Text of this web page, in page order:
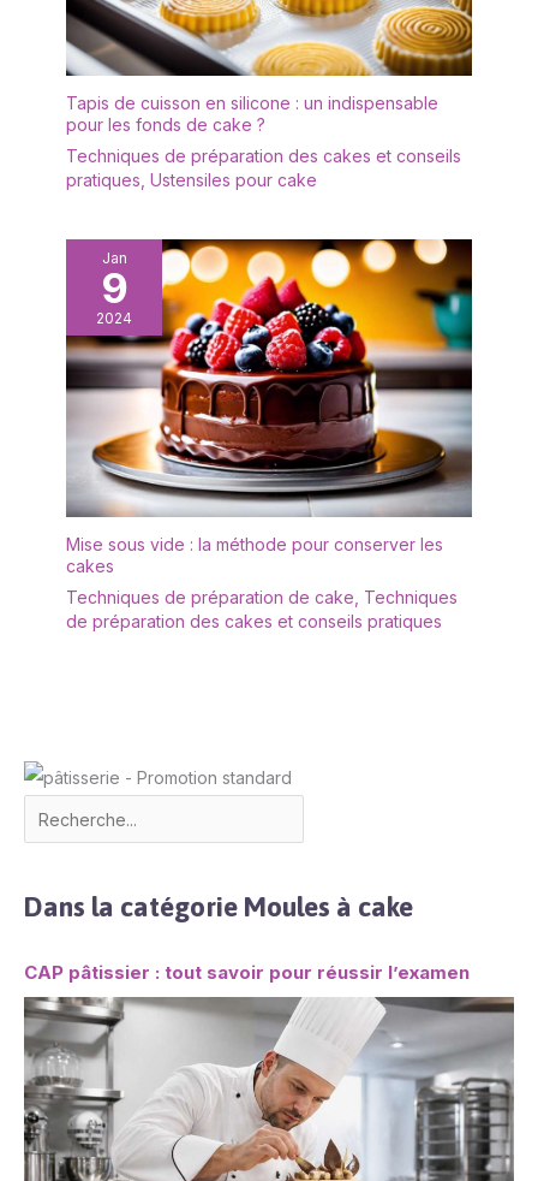
Tapis de cuisson en silicone : un indispensable
pour les fonds de cake ?
Techniques de préparation des cakes et conseils
pratiques Ustensiles pour cake
Jan
9
2024
Mise sous vide : la méthode pour conserver les
cakes
Techniques de préparation de cake Techniques
de préparation des cakes et conseils pratiques
Dans la catégorie Moules à cake
CAP pâtissier : tout savoir pour réussir l’examen